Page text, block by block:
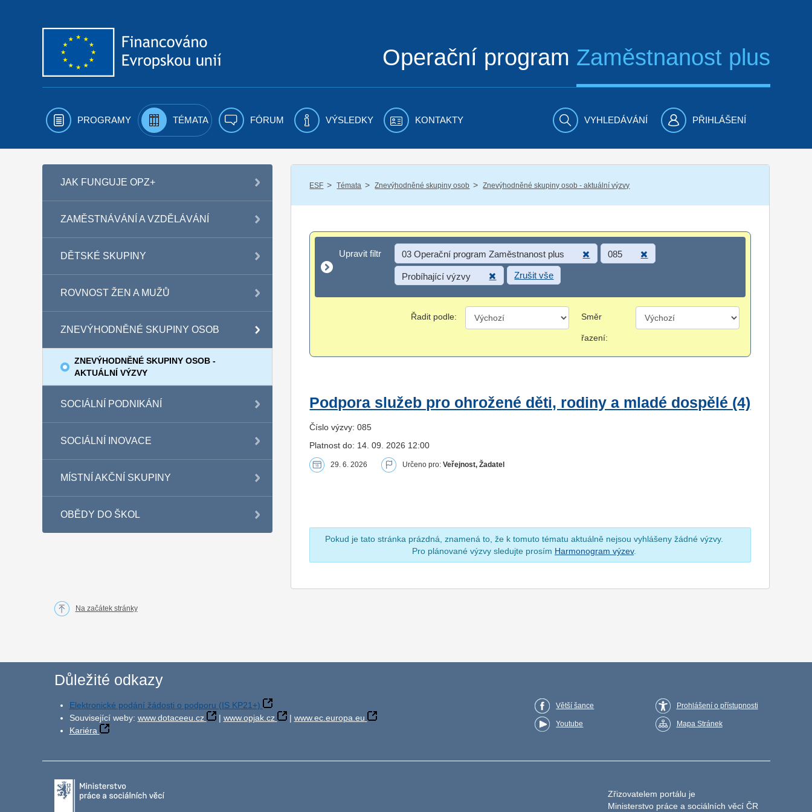
Operační program Zaměstnanost plus
PROGRAMY TÉMATA FÓRUM VÝSLEDKY KONTAKTY VYHLEDÁVÁNÍ PŘIHLÁŠENÍ
JAK FUNGUJE OPZ+
ZAMĚSTNÁVÁNÍ A VZDĚLÁVÁNÍ
DĚTSKÉ SKUPINY
ROVNOST ŽEN A MUŽŮ
ZNEVÝHODNĚNÉ SKUPINY OSOB
ZNEVÝHODNĚNÉ SKUPINY OSOB -
AKTUÁLNÍ VÝZVY
SOCIÁLNÍ PODNIKÁNÍ
SOCIÁLNÍ INOVACE
MÍSTNÍ AKČNÍ SKUPINY
OBĚDY DO ŠKOL
ESF / Témata / Znevýhodněné skupiny osob / Znevýhodněné skupiny osob - aktuální výzvy
Upravit filtr
Upravit filtr 03 Operační program Zaměstnanost plus 085
Probíhající výzvy Zrušit vše
Řadit podle: Směr
řazení:
Podpora služeb pro ohrožené děti, rodiny a mladé dospělé (4)
Číslo výzvy: 085
Platnost do: 14. 09. 2026 12:00
29. 6. 2026 Určeno pro:Veřejnost, Žadatel
Pokud je tato stránka prázdná, znamená to, že k tomuto tématu aktuálně nejsou vyhlášeny žádné výzvy.
Pro plánované výzvy sledujte prosím Harmonogram výzev.
Na začátek stránky
Důležité odkazy
Elektronické podání žádosti o podporu (IS KP21+)
Související weby: www.dotaceeu.cz | www.opjak.cz | www.ec.europa.eu
Kariéra
Větší šance
Youtube
Prohlášení o přístupnosti
Mapa Stránek
Zřizovatelem portálu je
Ministerstvo práce a sociálních věcí ČR